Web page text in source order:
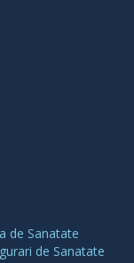
de Sanatate
de Sanatate